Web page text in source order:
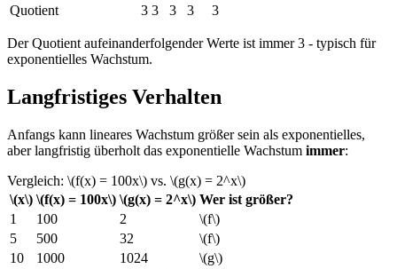
Quotient
3 3 3 3 3
Der Quotient aufeinanderfolgender Werte ist immer 3 - typisch für
exponentielles Wachstum.
Langfristiges Verhalten
Anfangs kann lineares Wachstum größer sein als exponentielles,
aber langfristig überholt das exponentielle Wachstum immer:
Vergleich: \(f(x) = 100x\) vs. \(g(x) = 2^x\)
\(x\) \(f(x) = 100x\) \(g(x) = 2^x\) Wer ist größer?
1
100 2
\(f\)
5
500 32
\(f\)
10
1000 1024
\(g\)